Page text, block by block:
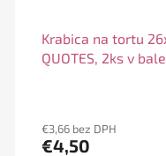
Krabica na tortu
QUOTES, 2ks v
€3,66 bez DPH
€4,50